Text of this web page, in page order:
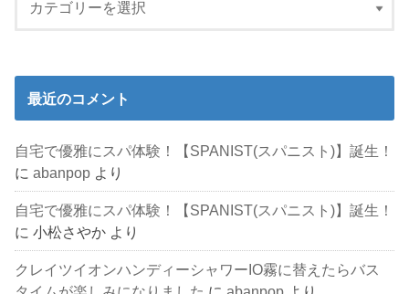
最近のコメント
自宅で優雅にスパ体験！【SPANIST(スパニスト)】誕生！
にabanpop より
自宅で優雅にスパ体験！【SPANIST(スパニスト)】誕生！
に小松さやか より
クレイツイオンハンディーシャワーIO霧に替えたらバス